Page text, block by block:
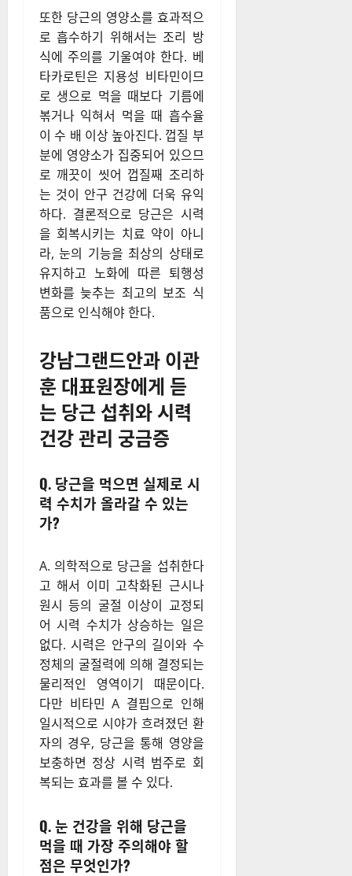
또한 당근의 영양소를 효과적으
로 흡수하기 위해서는 조리 방
식에 주의를 기울여야 한다. 베
타카로틴은 지용성 비타민이므
로 생으로 먹을 때보다 기름에
볶거나 익혀서 먹을 때 흡수율
이 수 배 이상 높아진다. 껍질 부
분에 영양소가 집중되어 있으므
로 깨끗이 씻어 껍질째 조리하
는 것이 안구 건강에 더욱 유익
하다. 결론적으로 당근은 시력
을 회복시키는 치료 약이 아니
라, 눈의 기능을 최상의 상태로
유지하고 노화에 따른 퇴행성
변화를 늦추는 최고의 보조 식
품으로 인식해야 한다.
강남그랜드안과 이관
훈 대표원장에게 듣
는 당근 섭취와 시력
건강 관리 궁금증
Q. 당근을 먹으면 실제로 시
력 수치가 올라갈 수 있는
가?
A. 의학적으로 당근을 섭취한다
고 해서 이미 고착화된 근시나
원시 등의 굴절 이상이 교정되
어 시력 수치가 상승하는 일은
없다. 시력은 안구의 길이와 수
정체의 굴절력에 의해 결정되는
물리적인 영역이기 때문이다.
다만 비타민 A 결핍으로 인해
일시적으로 시야가 흐려졌던 환
자의 경우, 당근을 통해 영양을
보충하면 정상 시력 범주로 회
복되는 효과를 볼 수 있다.
Q. 눈 건강을 위해 당근을
먹을 때 가장 주의해야 할
점은 무엇인가?